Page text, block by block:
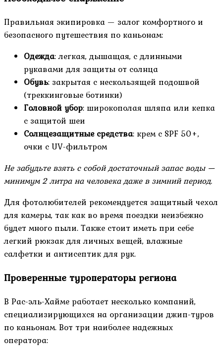
Правильная экипировка — залог комфортного и
безопасного путешествия по каньонам:
Одежда: легкая, дышащая, с длинными
рукавами для защиты от солнца
Обувь: закрытая с нескользящей подошвой
(треккинговые ботинки)
Головной убор: широкополая шляпа или кепка
с защитой шеи
Солнцезащитные средства: крем с SPF 50+,
очки с UV-фильтром
Не забудьте взять с собой достаточный запас воды —
минимум 2 литра на человека даже в зимний период.
Для фотолюбителей рекомендуется защитный чехол
для камеры, так как во время поездки неизбежно
будет много пыли. Также стоит иметь при себе
легкий рюкзак для личных вещей, влажные
салфетки и антисептик для рук.
Проверенные туроператоры региона
В Рас-эль-Хайме работает несколько компаний,
специализирующихся на организации джип-туров
по каньонам. Вот три наиболее надежных
оператора: